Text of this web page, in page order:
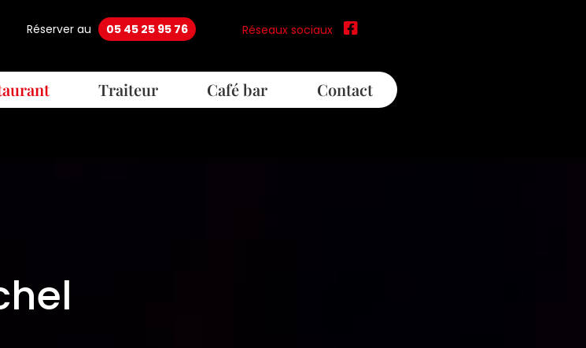
Réserver au 05 45 25 95 76 Réseaux sociaux
Traiteur Café bar Contact